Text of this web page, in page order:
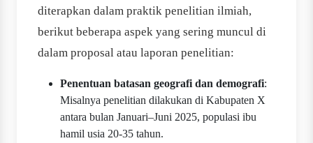
diterapkan dalam praktik penelitian ilmiah,
berikut beberapa aspek yang sering muncul di
dalam proposal atau laporan penelitian:
Penentuan batasan geografi dan demografi:
Misalnya penelitian dilakukan di Kabupaten X
antara bulan Januari–Juni 2025, populasi ibu
hamil usia 20-35 tahun.